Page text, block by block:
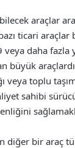
araçlar
ticari araçlar
daha fazla
büyük
veya toplu
sahibi
diğer bir araç